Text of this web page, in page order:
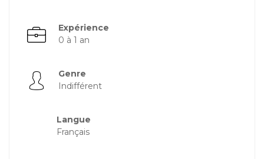
Expérience
0 à 1 an
Genre
Indifférent
Langue
Français